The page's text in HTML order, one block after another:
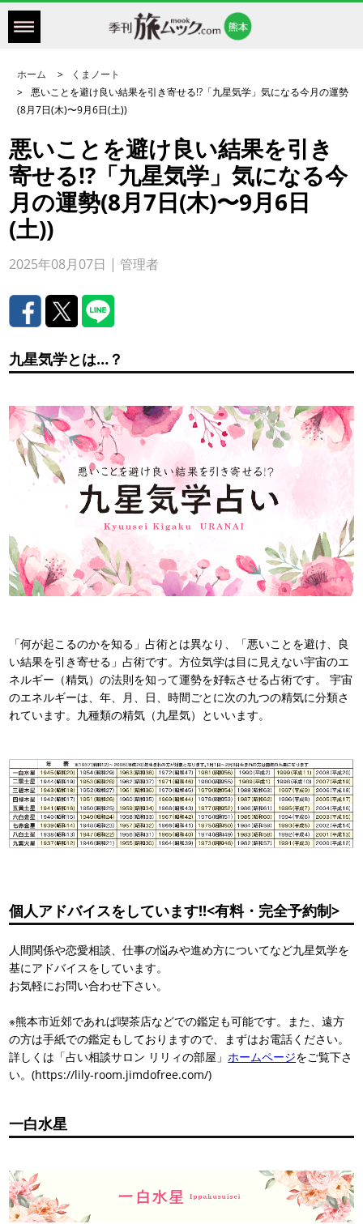
ホーム
くまノート
悪いことを避け良い結果を引き寄せる!?「九星気学」気になる今月の運勢
(8月7日(木)〜9月6日(土))
悪いことを避け良い結果を引き
寄せる!?「九星気学」気になる今
月の運勢(8月7日(木)〜9月6日
(土))
2025年08月07日 | 管理者
九星気学とは…？
「何が起こるのかを知る」占術とは異なり、「悪いことを避け、良
い結果を引き寄せる」占術です。方位気学は目に見えない宇宙のエ
ネルギー（精気）の法則を知って運勢を好転させる占術です。 宇宙
のエネルギーは、年、月、日、時間ごとに次の九つの精気に分類さ
れています。九種類の精気（九星気）といいます。
個人アドバイスをしています!!<有料・完全予約制>
人間関係や恋愛相談、仕事の悩みや進め方についてなど九星気学を
基にアドバイスをしています。
お気軽にお問い合わせ下さい。
※熊本市近郊であれば喫茶店などでの鑑定も可能です。また、遠方
の方は手紙での鑑定もしておりますので、まずはお電話ください。
詳しくは「占い相談サロン リリィの部屋」ホームページをご覧下さ
い。(https://lily-room.jimdofree.com/)
一白水星